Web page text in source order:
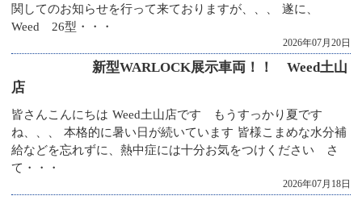
関してのお知らせを行って来ておりますが、、、 遂に、
Weed 26型・・・
2026年07月20日
新型WARLOCK展示車両！！ Weed土山
店
皆さんこんにちは Weed土山店です もうすっかり夏です
ね、、、 本格的に暑い日が続いています 皆様こまめな水分補
給などを忘れずに、熱中症には十分お気をつけください さ
て・・・
2026年07月18日